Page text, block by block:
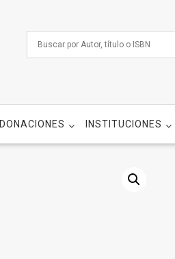
DONACIONES INSTITUCIONES